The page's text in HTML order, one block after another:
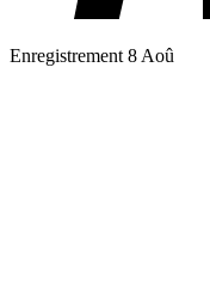
Enregistrement 8 Aoû